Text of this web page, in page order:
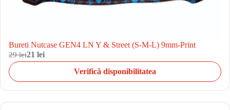
Bureti Nutcase GEN4 LN Y & Street (S-M-L) 9mm-Print
29 lei21 lei
Verifică disponibilitatea